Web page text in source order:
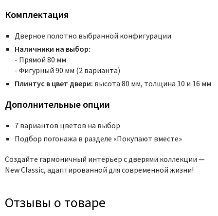
Комплектация
Дверное полотно выбранной конфигурации
Наличники на выбор:
- Прямой 80 мм
- Фигурный 90 мм (2 варианта)
Плинтус в цвет двери: высота 80 мм, толщина 10 и 16 мм
Дополнительные опции
7 вариантов цветов на выбор
Подбор погонажа в разделе «Покупают вместе»
Создайте гармоничный интерьер с дверями коллекции —
New Classic, адаптированной для современной жизни!
Отзывы о товаре